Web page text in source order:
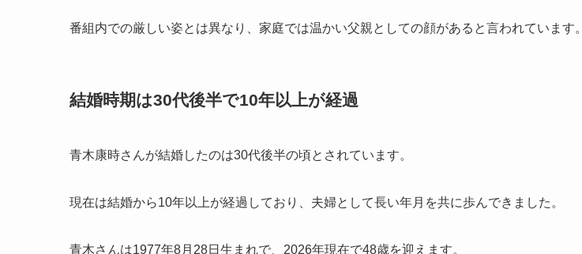
番組内での厳しい姿とは異なり、家庭では温かい父親としての顔があると言われています。
結婚時期は30代後半で10年以上が経過
青木康時さんが結婚したのは30代後半の頃とされています。
現在は結婚から10年以上が経過しており、夫婦として長い年月を共に歩んできました。
青木さんは1977年8月28日生まれで、2026年現在で48歳を迎えます。